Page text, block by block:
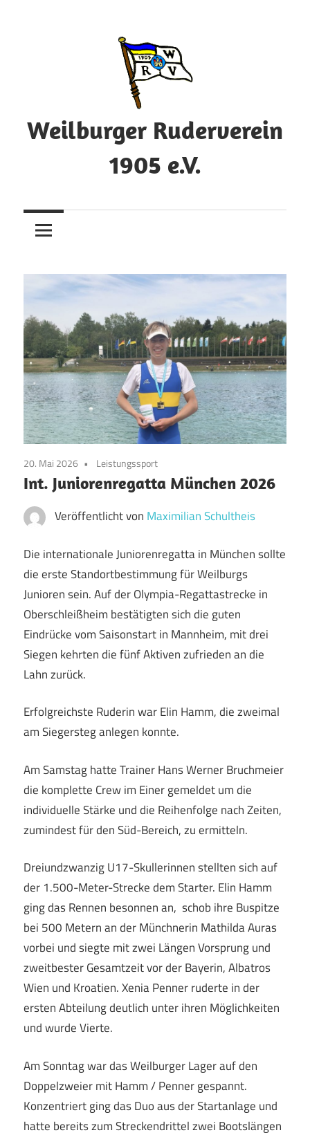
Weilburger Ruderverein
1905 e.V.
20. Mai 2026 Leistungssport
Int. Juniorenregatta München 2026
Veröffentlicht von Maximilian Schultheis
Die internationale Juniorenregatta in München sollte
die erste Standortbestimmung für Weilburgs
Junioren sein. Auf der Olympia-Regattastrecke in
Oberschleißheim bestätigten sich die guten
Eindrücke vom Saisonstart in Mannheim, mit drei
Siegen kehrten die fünf Aktiven zufrieden an die
Lahn zurück.
Erfolgreichste Ruderin war Elin Hamm, die zweimal
am Siegersteg anlegen konnte.
Am Samstag hatte Trainer Hans Werner Bruchmeier
die komplette Crew im Einer gemeldet um die
individuelle Stärke und die Reihenfolge nach Zeiten,
zumindest für den Süd-Bereich, zu ermitteln.
Dreiundzwanzig U17-Skullerinnen stellten sich auf
der 1.500-Meter-Strecke dem Starter. Elin Hamm
ging das Rennen besonnen an, schob ihre Buspitze
bei 500 Metern an der Münchnerin Mathilda Auras
vorbei und siegte mit zwei Längen Vorsprung und
zweitbester Gesamtzeit vor der Bayerin, Albatros
Wien und Kroatien. Xenia Penner ruderte in der
ersten Abteilung deutlich unter ihren Möglichkeiten
und wurde Vierte.
Am Sonntag war das Weilburger Lager auf den
Doppelzweier mit Hamm / Penner gespannt.
Konzentriert ging das Duo aus der Startanlage und
hatte bereits zum Streckendrittel zwei Bootslängen